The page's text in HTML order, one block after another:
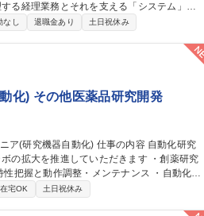
る経理業務とそれを支える「システム」の
問い合わせ対応）■システムベンダーとの調
QRコード等の最新技術対応■システム関連の
Metro子会社/地下鉄の売上管理
なし 退職金あり 土日祝休み
化) その他医薬品研究開発
を推進していただきます ・創薬研究
把握と動作調整・メンテナンス ・自動化関
験の自動化とデータ収集のリアルタイム化
在宅OK 土日祝休み